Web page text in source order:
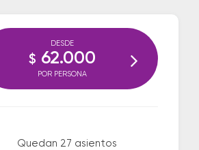
Quedan 27 asientos
DESDE
$ 62.000
POR PERSONA